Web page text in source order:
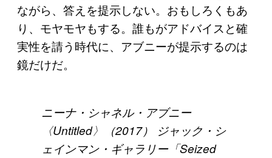
ながら、答えを提示しない。おもしろくもあ
り、モヤモヤもする。誰もがアドバイスと確
実性を請う時代に、アブニーが提示するのは
鏡だけだ。
ニーナ・シャネル・アブニー
〈Untitled〉（2017） ジャック・シ
ェインマン・ギャラリー「Seized